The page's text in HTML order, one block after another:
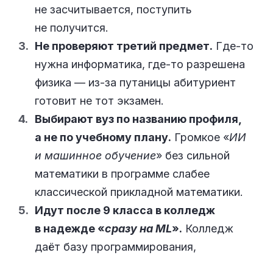
не засчитывается, поступить
не получится.
Не проверяют третий предмет. Где-то
нужна информатика, где-то разрешена
физика — из-за путаницы абитуриент
готовит не тот экзамен.
Выбирают вуз по названию профиля,
а не по учебному плану. Громкое «ИИ
и машинное обучение» без сильной
математики в программе слабее
классической прикладной математики.
Идут после 9 класса в колледж
в надежде «сразу на ML». Колледж
даёт базу программирования,